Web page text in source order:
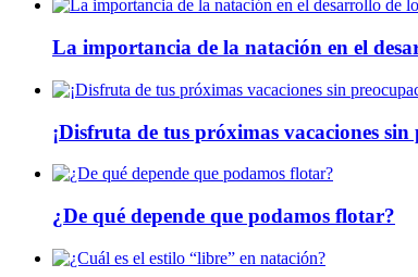
La importancia de la natación en el
¡Disfruta de tus próximas vacaciones sin
¿De qué depende que podamos flotar?